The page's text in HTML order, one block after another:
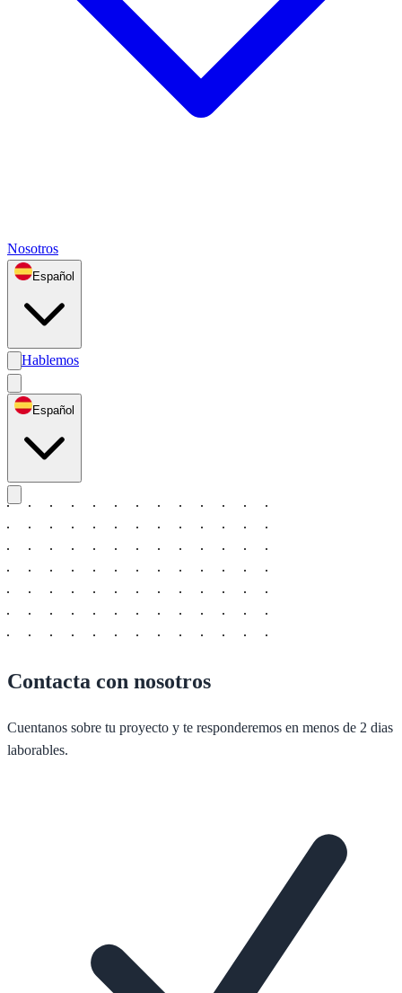
Nosotros
Español
Hablemos
Español
Contacta con nosotros
Cuentanos sobre tu proyecto y te responderemos en menos de 2 dias
laborables.